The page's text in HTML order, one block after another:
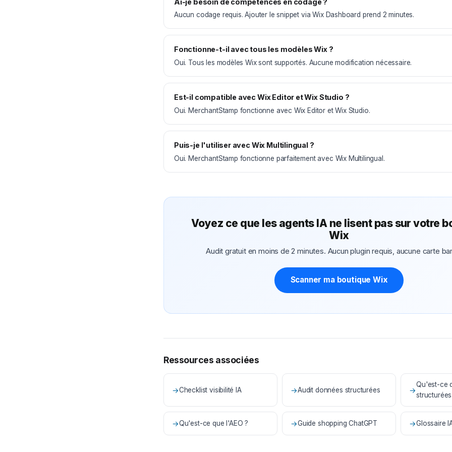
Aucun codage requis. Ajouter le snippet via Wix Dashboard prend 2 minutes.
Fonctionne-t-il avec tous les modèles Wix ?
Oui. Tous les modèles Wix sont supportés. Aucune modification nécessaire.
Est-il compatible avec Wix Editor et Wix Studio ?
Oui. MerchantStamp fonctionne avec Wix Editor et Wix Studio.
Puis-je l'utiliser avec Wix Multilingual ?
Oui. MerchantStamp fonctionne parfaitement avec Wix Multilingual.
Voyez ce que les agents IA ne lisent pas sur votre
Wix
Audit gratuit en moins de 2 minutes. Aucun plugin requis, aucune carte
Scanner ma boutique Wix
Ressources associées
→Checklist visibilité IA →Audit données structurées →
Qu'est-ce
structurées
→Qu'est-ce que l'AEO ? →Guide shopping ChatGPT →Glossaire